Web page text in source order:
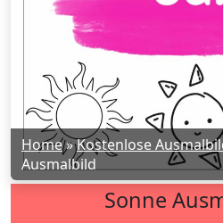
Home»Kostenlose
Ausmalbild
Sonne